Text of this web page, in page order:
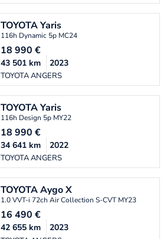
TOYOTAYaris
116h Dynamic 5p MC24
18 990 €
TOYOTA ANGERS
43 501 km 2023
TOYOTAYaris
116h Design 5p MY22
18 990 €
TOYOTA ANGERS
34 641 km 2022
TOYOTAAygo X
1.0 VVT-i 72ch Air Collection S-CVT MY23
16 490 €
42 655 km 2023